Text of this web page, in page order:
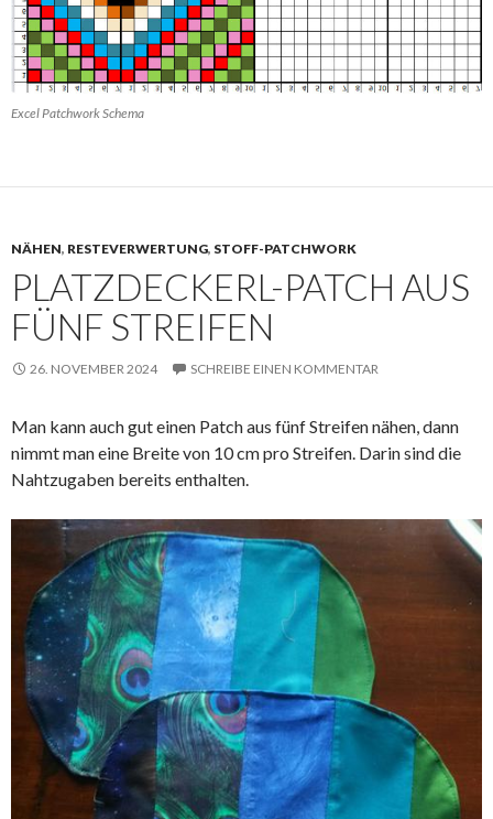
Excel Patchwork Schema
NÄHEN, RESTEVERWERTUNG, STOFF-PATCHWORK
PLATZDECKERL-PATCH AUS
FÜNF STREIFEN
26. NOVEMBER 2024 SCHREIBE EINEN KOMMENTAR
Man kann auch gut einen Patch aus fünf Streifen nähen, dann
nimmt man eine Breite von 10 cm pro Streifen. Darin sind die
Nahtzugaben bereits enthalten.